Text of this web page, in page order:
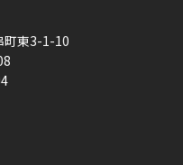
町東3-1-10